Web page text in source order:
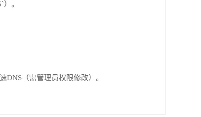
。
DNS（需管理员权限修改）。